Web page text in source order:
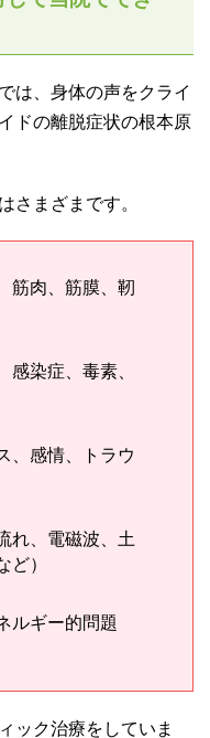
は、身体の声をクライ
ドの離脱症状の根本原
さまざまです。
筋肉、筋膜、靭
感染症、毒素、
、感情、トラウ
れ、電磁波、土
ど）
ルギー的問題
ック治療をしていま